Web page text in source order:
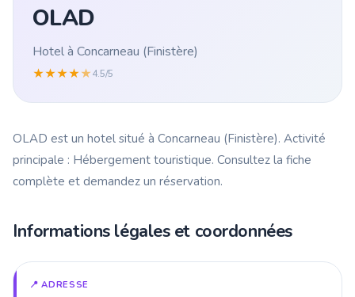
OLAD
Hotel à Concarneau (Finistère)
★★★★★4.5/5
OLAD est un hotel situé à Concarneau (Finistère). Activité
principale : Hébergement touristique. Consultez la fiche
complète et demandez un réservation.
Informations légales et coordonnées
📍 ADRESSE